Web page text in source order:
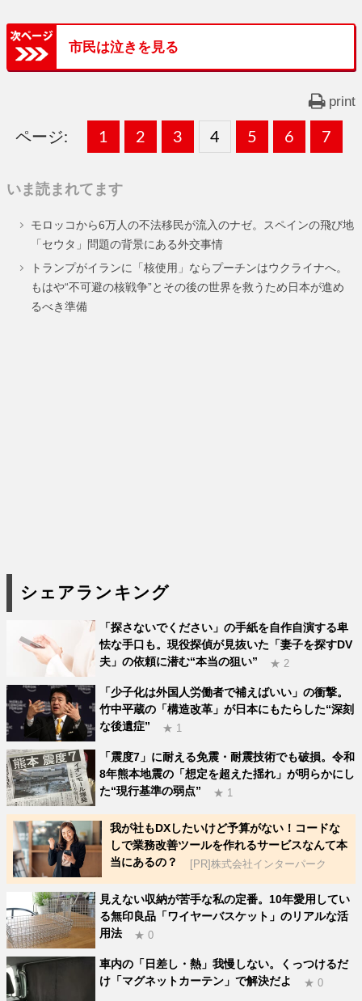
市民は泣きを見る
print
ページ:
固
ペ
ー
ジ
1 ,
固
ー
ジ
2 ,
固
ー
ジ
3 ,
固
ー
ジ
4 ,
固
ー
ジ
5 ,
固
ー
ジ
6 ,
固
ー
ジ
7
いま読まれてます
モロッコから6万人の不法移民が流入のナゼ。スペインの飛び地
「セウタ」問題の背景にある外交事情
トランプがイランに「核使用」ならプーチンはウクライナへ。
もはや“不可避の核戦争”とその後の世界を救うため日本が進め
るべき準備
シェアランキング
「探さないでください」の手紙を自作自演する卑
怯な手口も。現役探偵が見抜いた「妻子を探すDV
夫」の依頼に潜む“本当の狙い”
★ 2
「少子化は外国人労働者で補えばいい」の衝撃。
竹中平蔵の「構造改革」が日本にもたらした“深刻
な後遺症”
★ 1
「震度7」に耐える免震・耐震技術でも破損。令和
8年熊本地震の「想定を超えた揺れ」が明らかにし
た“現行基準の弱点”
★ 1
我が社もDXしたいけど予算がない！コードな
しで業務改善ツールを作れるサービスなんて本
当にあるの？
[PR]株式会社インターパーク
見えない収納が苦手な私の定番。10年愛用してい
る無印良品「ワイヤーバスケット」のリアルな活
用法
★ 0
車内の「日差し・熱」我慢しない。くっつけるだ
け「マグネットカーテン」で解決だよ
★ 0